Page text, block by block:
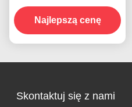
pojazdów przyczepowych
Najlepszą cenę
Skontaktuj się z nami